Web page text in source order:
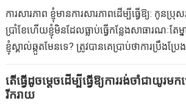
អាចបត់បែនបានយ៉ាងខ្លាំងក៏ដូចជាខ្ញុំមានប្រភេទបន្តិ
ខ្ជាប់ខ្ជួនរបស់មិត្តល្អរបស់ខ្ញុំក៏ដូចជាអ្នកផ្សាយពាណិជ្
ដើម្បីបង្ខំឱ្យខ្ញុំចូលទៅក្នុងការឈប់សម្រាកមានផ្ទៃព
ពិសេសជាមួយនឹងកូនទី 2 របស់ខ្ញុំគឺខ្ញុំមិនមានការឈ
ខ្ញុំមានក្មេងម្នាក់បន្ថែមទៀត (ឬពីរ) ដើម្បីដេញតាមន
ការរំខានក៏ដូចជាក វិធីសាស្រ្តក្នុងការឆ្លងកាត់ម៉
ការសារភាព ខ្ញុំមានការសារភាពដើម្បីធ្វើឱ្យ: កូនប្
ប្រាំខែហើយខ្ញុំមិនដែលធ្លាប់ធ្វើកន្លែងសាធារណៈតែ
ខ្ញុំស្គាល់ឆ្កួតមែនទេ? ត្រូវបានគេប្រាប់ថាការប្រឹងប្រ
ស្រឡាញ់របស់ខ្ញុំដែលផ្សងព្រេងពិភពលោកជាមួយគ្ន
រទេះរុញកាបូបកន្ទបកាបូបកាបូបរបស់ខ្ញុំអូនិងការពិ
តើធ្វើដូចម្តេចដើម្បីធ្វើឱ្យការរង់ចាំជាយូ
រីករាយ